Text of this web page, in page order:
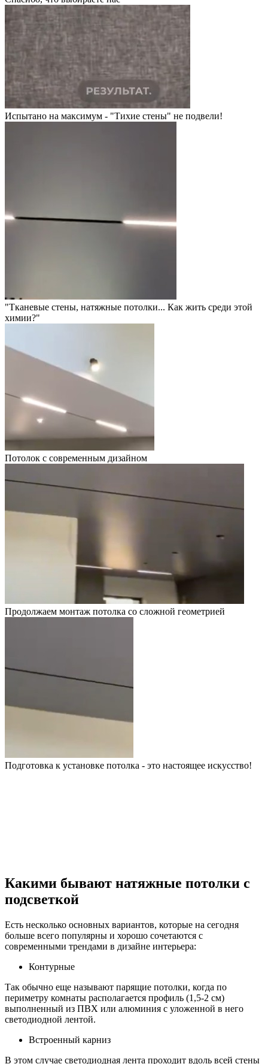
Испытано на максимум - "Тихие стены" не подвели!
"Тканевые стены, натяжные потолки... Как жить среди этой
химии?"
Потолок с современным дизайном
Продолжаем монтаж потолка со сложной геометрией
Подготовка к установке потолка - это настоящее искусство!
Какими бывают натяжные потолки с
подсветкой
Есть несколько основных вариантов, которые на сегодня
больше всего популярны и хорошо сочетаются с
современными трендами в дизайне интерьера:
Контурные
Так обычно еще называют парящие потолки, когда по
периметру комнаты располагается профиль (1,5-2 см)
выполненный из ПВХ или алюминия с уложенной в него
светодиодной лентой.
Встроенный карниз
В этом случае светодиодная лента проходит вдоль всей стены